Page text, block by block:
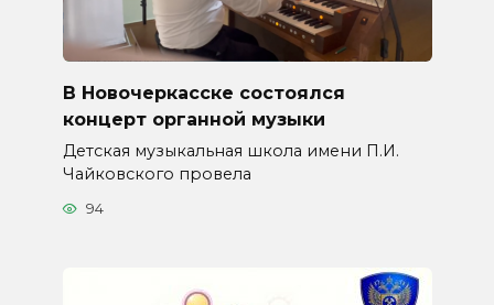
В Новочеркасске состоялся
концерт органной музыки
Детская музыкальная школа имени П.И.
Чайковского провела
94